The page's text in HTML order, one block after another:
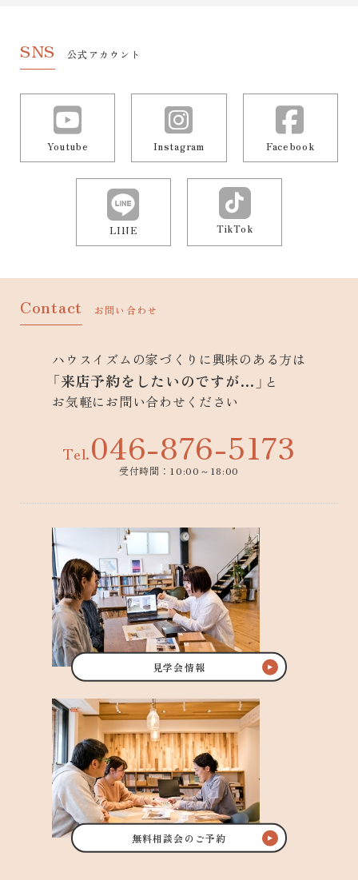
SNS 公式アカウント
Youtube Instagram Facebook
LINE TikTok
Contact お問い合わせ
ハウスイズムの家づくりに興味のある方は
「来店予約をしたいのですが…」 と
お気軽にお問い合わせください
Tel.046-876-5173
受付時間：10:00～18:00
見学会情報
無料相談会のご予約